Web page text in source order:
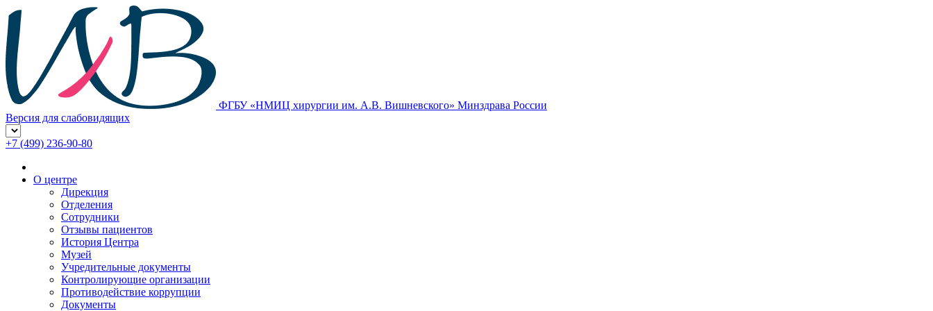
ФГБУ «НМИЦ хирургии им. А.В. Вишневского» Минздрава России
Версия для слабовидящих
+7 (499) 236-90-80
О центре
Дирекция
Отделения
Сотрудники
Отзывы пациентов
История Центра
Музей
Учредительные документы
Контролирующие организации
Противодействие коррупции
Документы